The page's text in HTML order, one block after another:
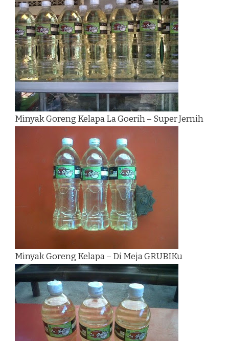
Minyak Goreng Kelapa La Goerih – Super Jernih
Minyak Goreng Kelapa – Di Meja GRUBIKu